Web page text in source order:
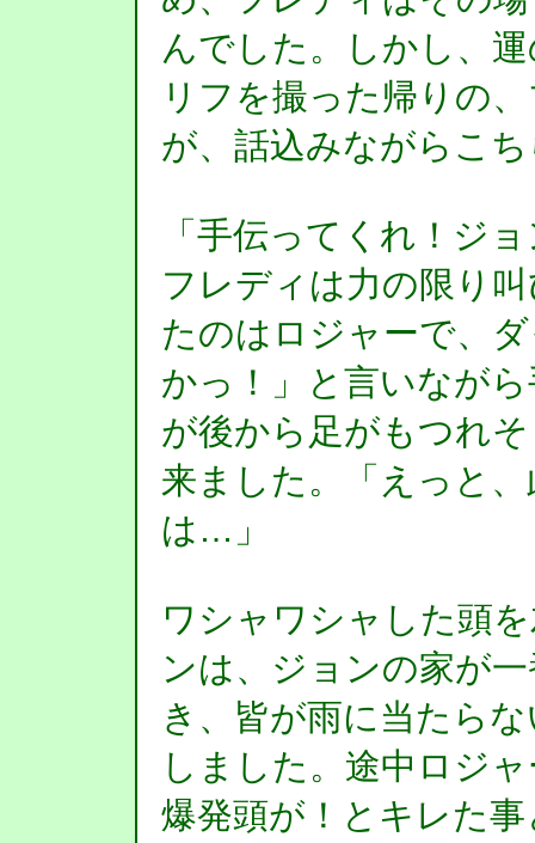
んでした。しかし、
リフを撮った帰りの
が、話込みながらこ
「手伝ってくれ！ジ
フレディは力の限り
たのはロジャーで、
かっ！」と言いなが
が後から足がもつれ
来ました。「えっと
は…」
ワシャワシャした頭
ンは、ジョンの家が
き、皆が雨に当たら
しました。途中ロジ
爆発頭が！とキレた